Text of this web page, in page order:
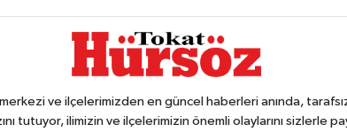
ve ilçelerimizden en güncel haberleri anında,
tutuyor, ilimizin ve ilçelerimizin önemli olaylarını sizlerle